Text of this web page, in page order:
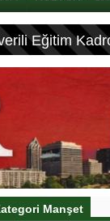
Eğitim
Manşet